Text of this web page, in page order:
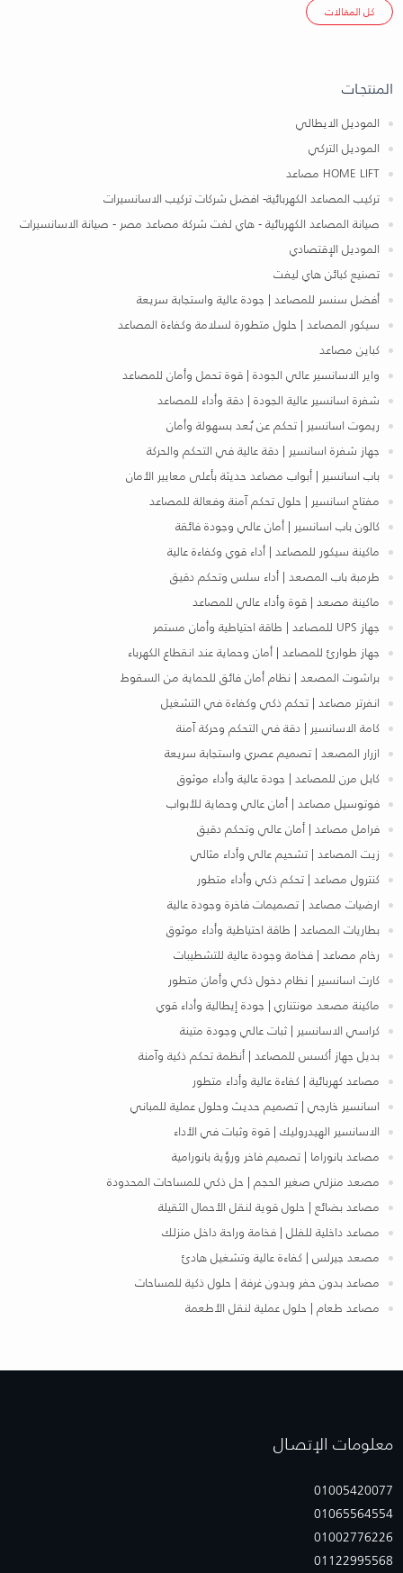
كل المقالات
المنتجـات
الموديل الايطالي
الموديل التركي
HOME LIFT مصاعد
تركيب المصاعد الكهربائية- افضل شركات تركيب الاسانسيرات
صيانة المصاعد الكهربائية - هاي لفت شركة مصاعد مصر - صيانة الاسانسيرات
الموديل الإقتصادي
تصنيع كبائن هاي ليفت
أفضل سنسر للمصاعد | جودة عالية واستجابة سريعة
سيكور المصاعد | حلول متطورة لسلامة وكفاءة المصاعد
كباين مصاعد
واير الاسانسير عالي الجودة | قوة تحمل وأمان للمصاعد
شفرة اسانسير عالية الجودة | دقة وأداء للمصاعد
ريموت اسانسير | تحكم عن بُعد بسهولة وأمان
جهاز شفرة اسانسير | دقة عالية في التحكم والحركة
باب اسانسير | أبواب مصاعد حديثة بأعلى معايير الأمان
مفتاح اسانسير | حلول تحكم آمنة وفعالة للمصاعد
كالون باب اسانسير | أمان عالي وجودة فائقة
ماكينة سيكور للمصاعد | أداء قوي وكفاءة عالية
طرمبة باب المصعد | أداء سلس وتحكم دقيق
ماكينة مصعد | قوة وأداء عالي للمصاعد
جهاز UPS للمصاعد | طاقة احتياطية وأمان مستمر
جهاز طوارئ للمصاعد | أمان وحماية عند انقطاع الكهرباء
براشوت المصعد | نظام أمان فائق للحماية من السقوط
انفرتر مصاعد | تحكم ذكي وكفاءة في التشغيل
كامة الاسانسير | دقة في التحكم وحركة آمنة
ازرار المصعد | تصميم عصري واستجابة سريعة
كابل مرن للمصاعد | جودة عالية وأداء موثوق
فوتوسيل مصاعد | أمان عالي وحماية للأبواب
فرامل مصاعد | أمان عالي وتحكم دقيق
زيت المصاعد | تشحيم عالي وأداء مثالي
كنترول مصاعد | تحكم ذكي وأداء متطور
ارضيات مصاعد | تصميمات فاخرة وجودة عالية
بطاريات المصاعد | طاقة احتياطية وأداء موثوق
رخام مصاعد | فخامة وجودة عالية للتشطيبات
كارت اسانسير | نظام دخول ذكي وأمان متطور
ماكينة مصعد مونتناري | جودة إيطالية وأداء قوي
كراسي الاسانسير | ثبات عالي وجودة متينة
بديل جهاز أكسس للمصاعد | أنظمة تحكم ذكية وآمنة
مصاعد كهربائية | كفاءة عالية وأداء متطور
اسانسير خارجي | تصميم حديث وحلول عملية للمباني
الاسانسير الهيدروليك | قوة وثبات في الأداء
مصاعد بانوراما | تصميم فاخر ورؤية بانورامية
مصعد منزلي صغير الحجم | حل ذكي للمساحات المحدودة
مصاعد بضائع | حلول قوية لنقل الأحمال الثقيلة
مصاعد داخلية للفلل | فخامة وراحة داخل منزلك
مصعد جيرلس | كفاءة عالية وتشغيل هادئ
مصاعد بدون حفر وبدون غرفة | حلول ذكية للمساحات
مصاعد طعام | حلول عملية لنقل الأطعمة
معلومات الإتصـال
01005420077
01065564554
01002776226
01122995568